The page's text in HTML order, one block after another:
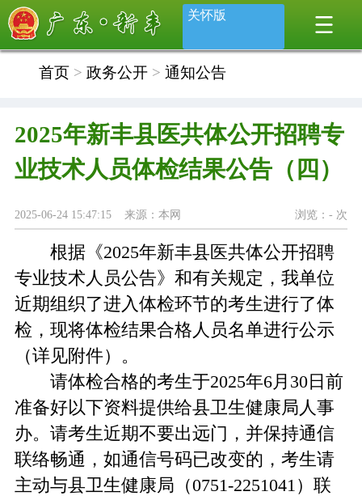
关怀版
首页> 政务公开> 通知公告
2025年新丰县医共体公开招聘专
业技术人员体检结果公告（四）
浏览：- 次
2025-06-24 15:47:15 来源：本网
根据《2025年新丰县医共体公开招聘
专业技术人员公告》和有关规定，我单位
近期组织了进入体检环节的考生进行了体
检，现将体检结果合格人员名单进行公示
（详见附件）。
请体检合格的考生于2025年6月30日前
准备好以下资料提供给县卫生健康局人事
办。请考生近期不要出远门，并保持通信
联络畅通，如通信号码已改变的，考生请
主动与县卫生健康局（0751-2251041）联